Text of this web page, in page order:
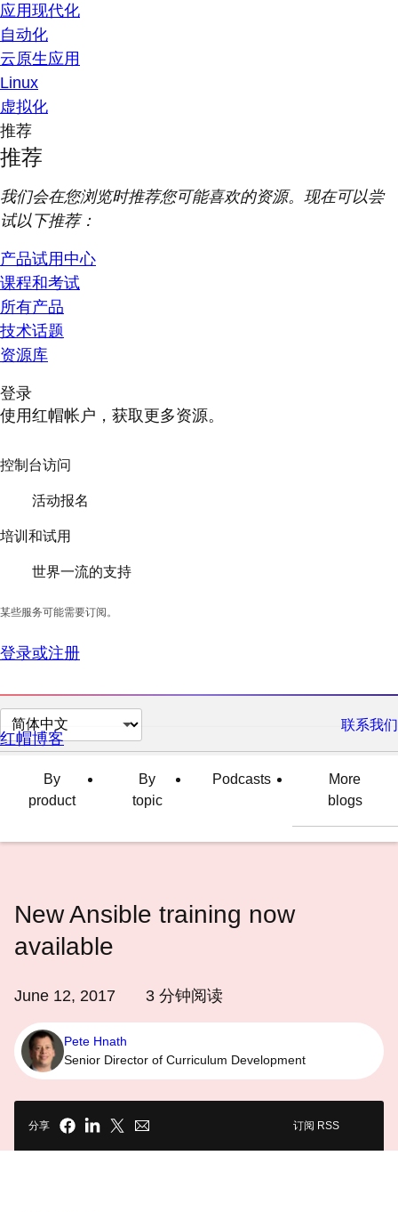
应用现代化
自动化
云原生应用
Linux
虚拟化
推荐
推荐
我们会在您浏览时推荐您可能喜欢的资源。现在可以尝
试以下推荐：
产品试用中心
课程和考试
所有产品
技术话题
资源库
登录
使用红帽帐户，获取更多资源。
控制台访问
活动报名
培训和试用
世界一流的支持
某些服务可能需要订阅。
登录或注册
切
换
言
联系我们
红帽博客
By
product
By
topic
Podcasts
More
blogs
New Ansible training now
available
June 12, 2017 3 分钟阅读
Pete Hnath
Senior Director of Curriculum Development
分享 订阅 RSS